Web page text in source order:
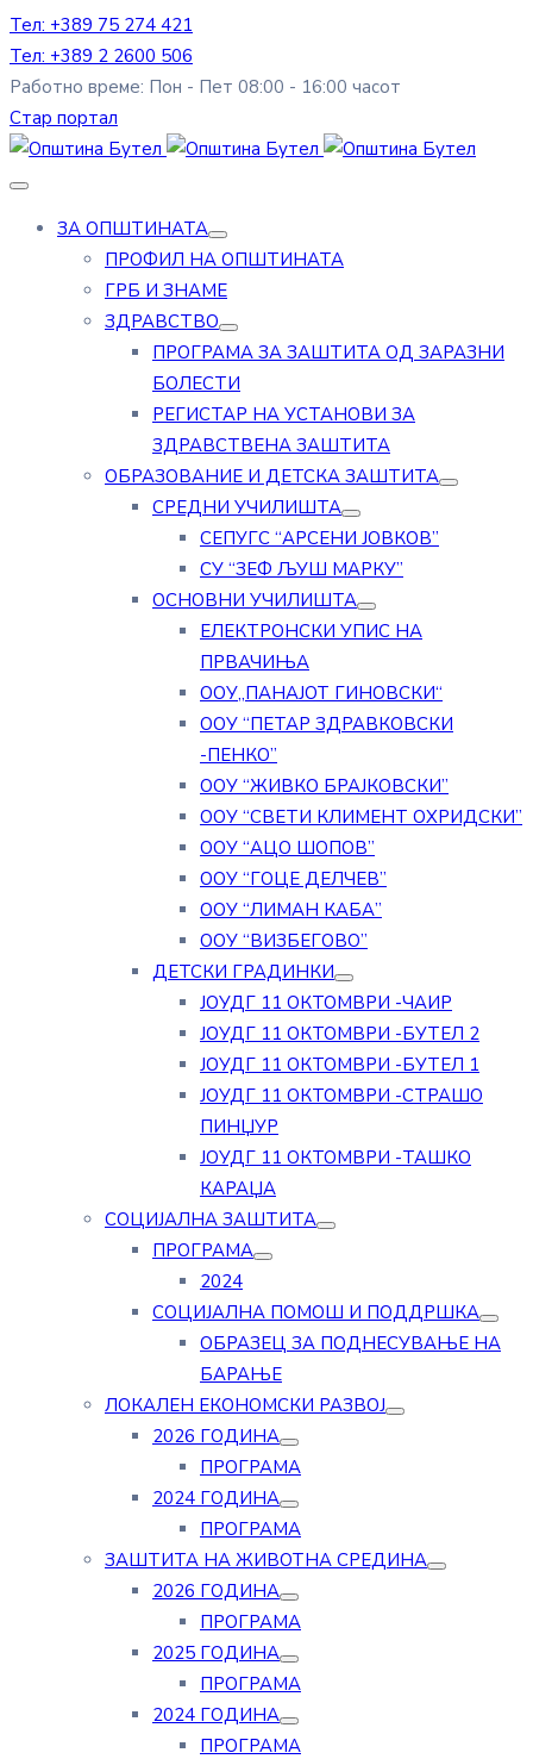
Тел: +389 75 274 421
Тел: +389 2 2600 506
Работно време: Пон - Пет 08:00 - 16:00 часот
Стар портал
ЗА ОПШТИНАТА
ПРОФИЛ НА ОПШТИНАТА
ГРБ И ЗНАМЕ
ЗДРАВСТВО
ПРОГРАМА ЗА ЗАШТИТА ОД ЗАРАЗНИ
БОЛЕСТИ
РЕГИСТАР НА УСТАНОВИ ЗА
ЗДРАВСТВЕНА ЗАШТИТА
ОБРАЗОВАНИЕ И ДЕТСКА ЗАШТИТА
СРЕДНИ УЧИЛИШТА
СЕПУГС “АРСЕНИ ЈОВКОВ”
СУ “ЗЕФ ЉУШ МАРКУ”
ОСНОВНИ УЧИЛИШТА
ЕЛЕКТРОНСКИ УПИС НА
ПРВАЧИЊА
ООУ„ПАНАЈОТ ГИНОВСКИ“
ООУ “ПЕТАР ЗДРАВКОВСКИ
-ПЕНКО”
ООУ “ЖИВКО БРАЈКОВСКИ”
ООУ “СВЕТИ КЛИМЕНТ ОХРИДСКИ”
ООУ “АЦО ШОПОВ”
ООУ “ГОЦЕ ДЕЛЧЕВ”
ООУ “ЛИМАН КАБА”
ООУ “ВИЗБЕГОВО”
ДЕТСКИ ГРАДИНКИ
ЈОУДГ 11 ОКТОМВРИ -ЧАИР
ЈОУДГ 11 ОКТОМВРИ -БУТЕЛ 2
ЈОУДГ 11 ОКТОМВРИ -БУТЕЛ 1
ЈОУДГ 11 ОКТОМВРИ -СТРАШО
ПИНЏУР
ЈОУДГ 11 ОКТОМВРИ -ТАШКО
КАРАЏА
СОЦИЈАЛНА ЗАШТИТА
ПРОГРАМА
2024
СОЦИЈАЛНА ПОМОШ И ПОДДРШКА
ОБРАЗЕЦ ЗА ПОДНЕСУВАЊЕ НА
БАРАЊЕ
ЛОКАЛЕН ЕКОНОМСКИ РАЗВОЈ
2026 ГОДИНА
ПРОГРАМА
2024 ГОДИНА
ПРОГРАМА
ЗАШТИТА НА ЖИВОТНА СРЕДИНА
2026 ГОДИНА
ПРОГРАМА
2025 ГОДИНА
ПРОГРАМА
2024 ГОДИНА
ПРОГРАМА